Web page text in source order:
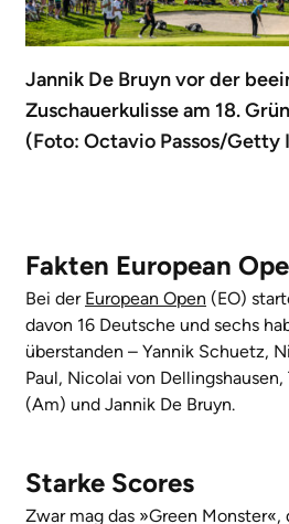
Jannik De Bruyn vor der
Zuschauerkulisse am 18.
(Foto: Octavio Passos/Getty
Fakten European
Bei der European Open (EO)
davon 16 Deutsche und sechs
überstanden – Yannik Schuetz,
Paul, Nicolai von
(Am) und Jannik De Bruyn.
Starke Scores
Zwar mag das »Green Monster«,